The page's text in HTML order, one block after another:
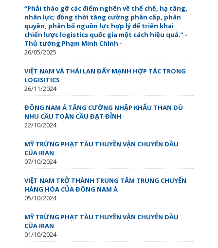
“Phải tháo gỡ các điểm nghẽn về thể chế, hạ tầng,
nhân lực; đồng thời tăng cường phân cấp, phân
quyền, phân bổ nguồn lực hợp lý để triển khai
chiến lược logistics quốc gia một cách hiệu quả.” -
Thủ tướng Phạm Minh Chính -
26/05/2025
VIỆT NAM VÀ THÁI LAN ĐẨY MẠNH HỢP TÁC TRONG
LOGISITICS
26/11/2024
ĐÔNG NAM Á TĂNG CƯỜNG NHẬP KHẨU THAN DÙ
NHU CẦU TOÀN CẦU ĐẠT ĐỈNH
22/10/2024
MỸ TRỪNG PHẠT TÀU THUYỀN VẬN CHUYỂN DẦU
CỦA IRAN
07/10/2024
VIỆT NAM TRỞ THÀNH TRUNG TÂM TRUNG CHUYỂN
HÀNG HÓA CỦA ĐÔNG NAM Á
05/10/2024
MỸ TRỪNG PHẠT TÀU THUYỀN VẬN CHUYỂN DẦU
CỦA IRAN
01/10/2024